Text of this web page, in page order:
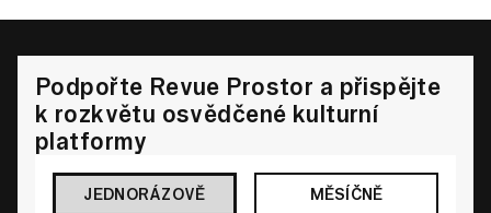
Podpořte Revue Prostor a přispějte
k rozkvětu osvědčené kulturní
platformy
JEDNORÁZOVĚ MĚSÍČNĚ